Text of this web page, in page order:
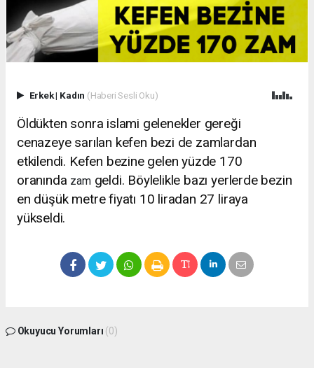
Erkek| Kadın (Haberi Sesli Oku)
Öldükten sonra islami gelenekler gereği
cenazeye sarılan kefen bezi de zamlardan
etkilendi. Kefen bezine gelen yüzde 170
oranında zamgeldi. Böylelikle bazı yerlerde bezin
en düşük metre fiyatı 10 liradan 27 liraya
yükseldi.
Okuyucu Yorumları (0)